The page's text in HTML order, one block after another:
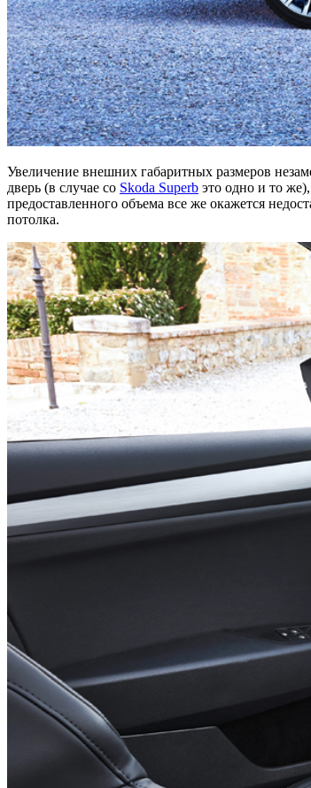
Увеличение внешних габаритных размеров
дверь (в случае со Skoda Superb это одно и то
предоставленного объема все же окажется
потолка.